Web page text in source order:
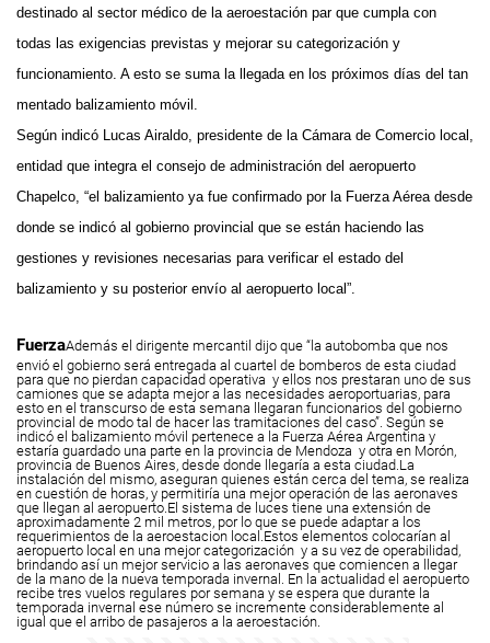
destinado al sector médico de la aeroestación par que cumpla con
todas las exigencias previstas y mejorar su categorización y
funcionamiento. A esto se suma la llegada en los próximos días del tan
mentado balizamiento móvil.
Según indicó Lucas Airaldo, presidente de la Cámara de Comercio local,
entidad que integra el consejo de administración del aeropuerto
Chapelco, “el balizamiento ya fue confirmado por la Fuerza Aérea desde
donde se indicó al gobierno provincial que se están haciendo las
gestiones y revisiones necesarias para verificar el estado del
balizamiento y su posterior envío al aeropuerto local”.
FuerzaAdemás el dirigente mercantil dijo que “la autobomba que nos
envió el gobierno será entregada al cuartel de bomberos de esta ciudad
para que no pierdan capacidad operativa y ellos nos prestaran uno de sus
camiones que se adapta mejor a las necesidades aeroportuarias, para
esto en el transcurso de esta semana llegaran funcionarios del gobierno
provincial de modo tal de hacer las tramitaciones del caso”. Según se
indicó el balizamiento móvil pertenece a la Fuerza Aérea Argentina y
estaría guardado una parte en la provincia de Mendoza y otra en Morón,
provincia de Buenos Aires, desde donde llegaría a esta ciudad.La
instalación del mismo, aseguran quienes están cerca del tema, se realiza
en cuestión de horas, y permitiría una mejor operación de las aeronaves
que llegan al aeropuerto.El sistema de luces tiene una extensión de
aproximadamente 2 mil metros, por lo que se puede adaptar a los
requerimientos de la aeroestacion local.Estos elementos colocarían al
aeropuerto local en una mejor categorización y a su vez de operabilidad,
brindando así un mejor servicio a las aeronaves que comiencen a llegar
de la mano de la nueva temporada invernal. En la actualidad el aeropuerto
recibe tres vuelos regulares por semana y se espera que durante la
temporada invernal ese número se incremente considerablemente al
igual que el arribo de pasajeros a la aeroestación.